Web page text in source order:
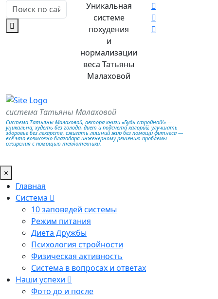
Уникальная
системе
похудения
и
нормализации
веса Татьяны
Малаховой
система Татьяны Малаховой
Система Татьяны Малаховой, автора книги «Будь стройной!» —
уникальна: худеть без голода, диет и подсчета калорий, улучшать
здоровье без лекарств, сжигать лишний жир без помощи фитнеса —
всё это возможно благодаря инженерному решению проблемы
ожирения с помощью теплотехники.
×
Главная
Система
10 заповедей системы
Режим питания
Диета Дружбы
Психология стройности
Физическая активность
Система в вопросах и ответах
Наши успехи
Фото до и после